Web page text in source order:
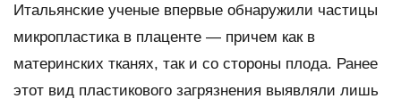
Итальянские ученые впервые обнаружили частицы
микропластика в плаценте — причем как в
материнских тканях, так и со стороны плода. Ранее
этот вид пластикового загрязнения выявляли лишь